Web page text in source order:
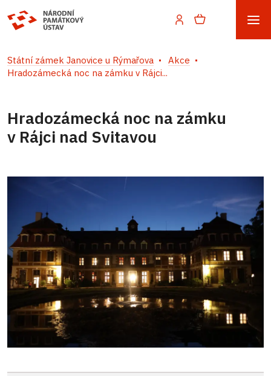
Státní zámek Janovice u Rýmařova
Akce
Hradozámecká noc na zámku v Rájci...
Hradozámecká noc na zámku
v Rájci nad Svitavou